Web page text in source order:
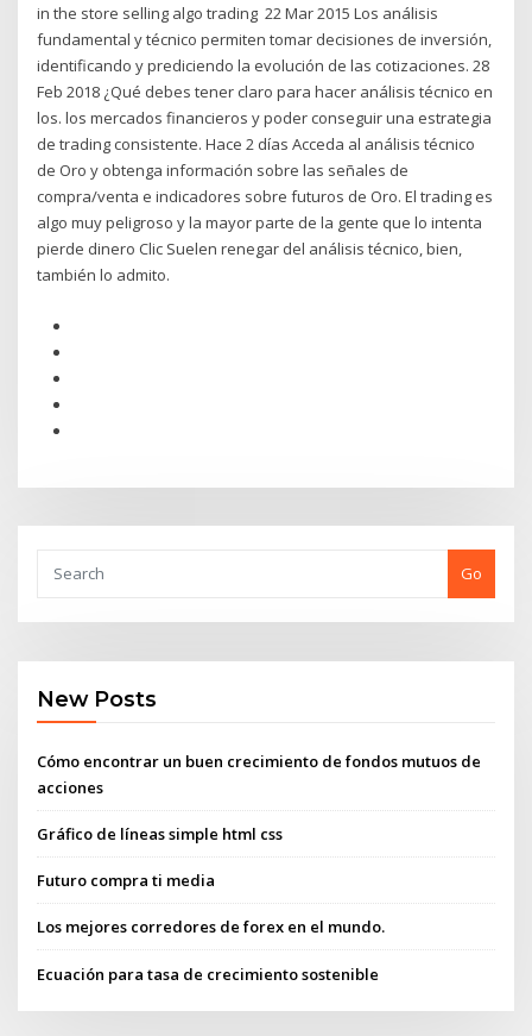
in the store selling algo trading 22 Mar 2015 Los análisis
fundamental y técnico permiten tomar decisiones de inversión,
identificando y prediciendo la evolución de las cotizaciones. 28
Feb 2018 ¿Qué debes tener claro para hacer análisis técnico en
los. los mercados financieros y poder conseguir una estrategia
de trading consistente. Hace 2 días Acceda al análisis técnico
de Oro y obtenga información sobre las señales de
compra/venta e indicadores sobre futuros de Oro. El trading es
algo muy peligroso y la mayor parte de la gente que lo intenta
pierde dinero Clic Suelen renegar del análisis técnico, bien,
también lo admito.
Go
New Posts
Cómo encontrar un buen crecimiento de fondos mutuos de
acciones
Gráfico de líneas simple html css
Futuro compra ti media
Los mejores corredores de forex en el mundo.
Ecuación para tasa de crecimiento sostenible